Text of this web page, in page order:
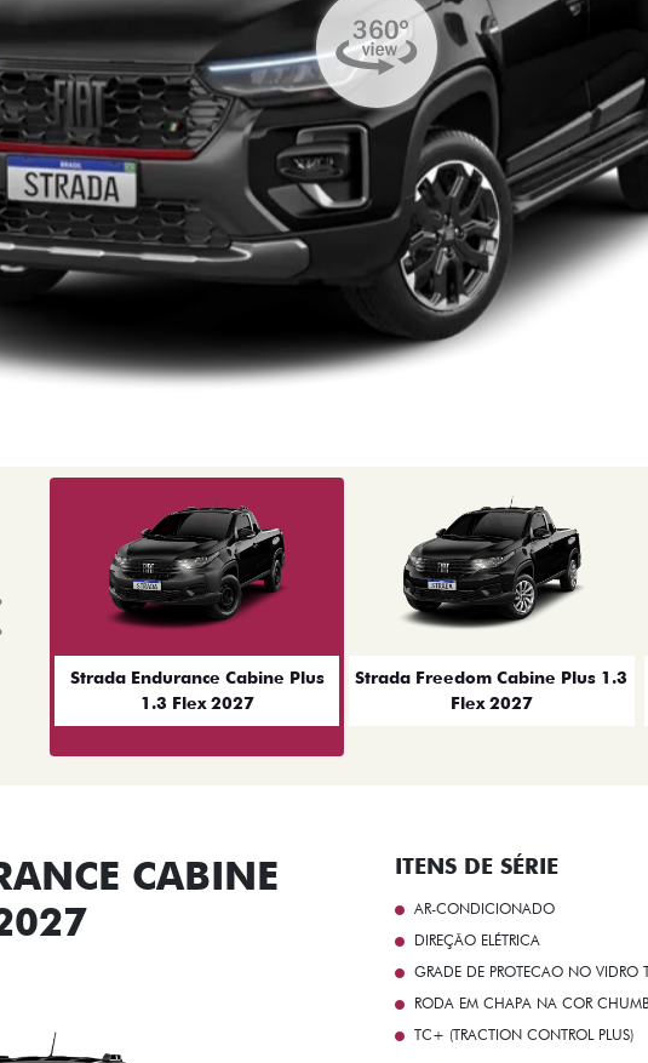
Strada Endurance Cabine Plus
1.3 Flex 2027
Strada Freedom Cabine Plus 1.3
Flex 2027
CABINE
ITENS DE SÉRIE
AR-CONDICIONADO
DIREÇÃO ELÉTRICA
GRADE DE PROTECAO NO VIDRO
RODA EM CHAPA NA COR
TC+ (TRACTION CONTROL PLUS)